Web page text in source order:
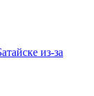
из-за